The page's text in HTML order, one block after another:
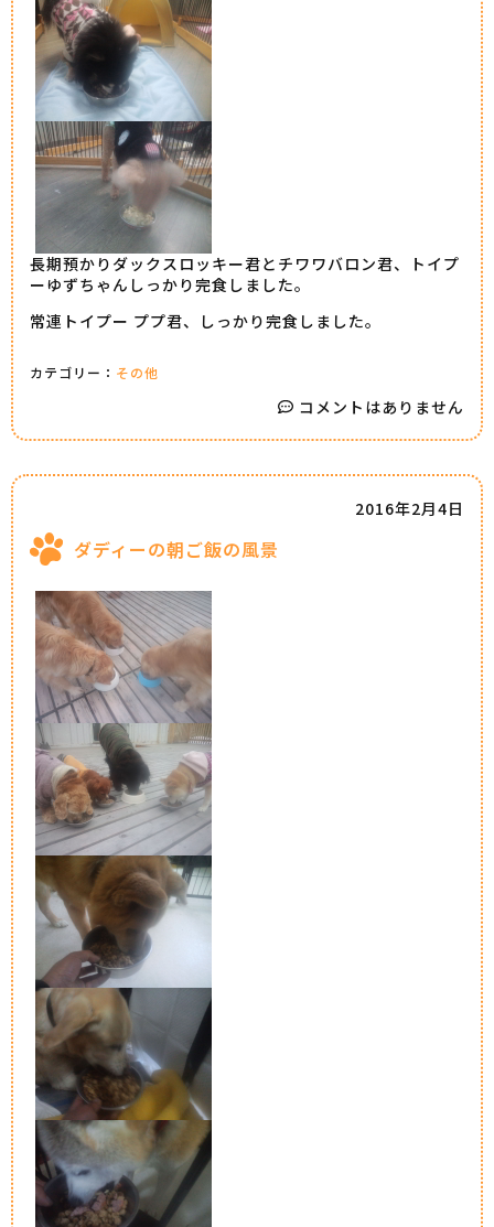
長期預かりダックスロッキー君とチワワバロン君、トイプ
ーゆずちゃんしっかり完食しました。
常連トイプー ププ君、しっかり完食しました。
カテゴリー： その他
コメントはありません
ダディーの朝ご飯の風景
2016年2月4日